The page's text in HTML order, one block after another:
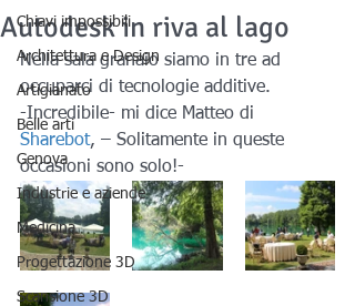
Chiavi impossibili
Architettura e Design
Artigianato
Belle arti
Genova
Industrie e aziende
Medicina
Progettazione 3D
Scansione 3D
Autodesk in riva al lago
Nella sala granaio siamo in tre ad
occuparci di tecnologie additive.
-Incredibile- mi dice Matteo di
Sharebot, – Solitamente in queste
occasioni sono solo!-